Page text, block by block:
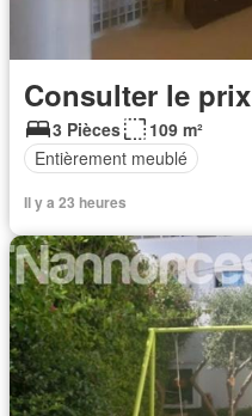
Consulter le prix
3 Pièces
109 m²
Entièrement meublé
Il y a 23 heures